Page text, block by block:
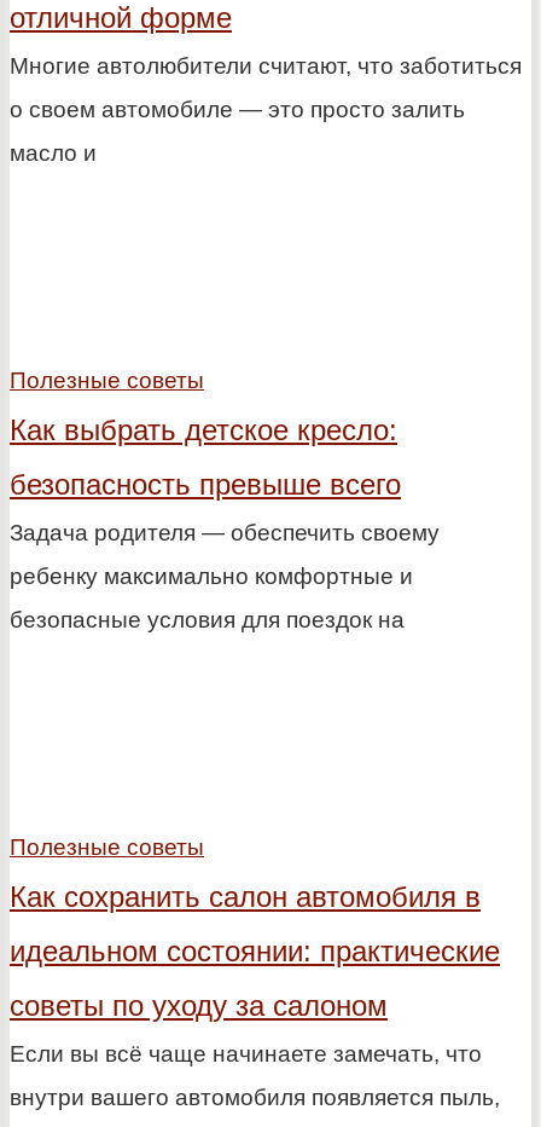
отличной форме
Многие автолюбители считают, что заботиться
о своем автомобиле — это просто залить
масло и
Полезные советы
Как выбрать детское кресло:
безопасность превыше всего
Задача родителя — обеспечить своему
ребенку максимально комфортные и
безопасные условия для поездок на
Полезные советы
Как сохранить салон автомобиля в
идеальном состоянии: практические
советы по уходу за салоном
Если вы всё чаще начинаете замечать, что
внутри вашего автомобиля появляется пыль,